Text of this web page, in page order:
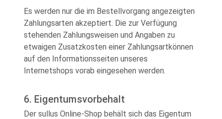
Es werden nur die im Bestellvorgang angezeigten
Zahlungsarten akzeptiert. Die zur Verfügung
stehenden Zahlungsweisen und Angaben zu
etwaigen Zusatzkosten einer Zahlungsartkönnen
auf den Informationsseiten unseres
Internetshops vorab eingesehen werden.
6. Eigentumsvorbehalt
Der sullus Online-Shop behält sich das Eigentum